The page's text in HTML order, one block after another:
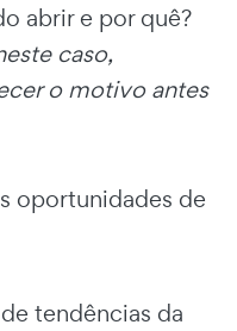
abrir e por quê?
caso,
o motivo antes
oportunidades de
tendências da